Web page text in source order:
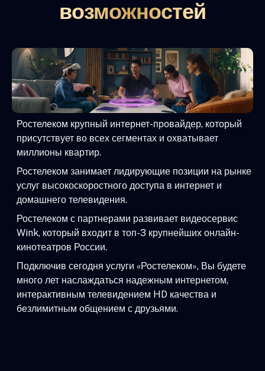
возможностей
Ростелеком крупный интернет-провайдер, который
присутствует во всех сегментах и охватывает
миллионы квартир.
Ростелеком занимает лидирующие позиции на рынке
услуг высокоскоростного доступа в интернет и
домашнего телевидения.
Ростелеком с партнерами развивает видеосервис
Wink, который входит в топ-3 крупнейших онлайн-
кинотеатров России.
Подключив сегодня услуги «Ростелеком», Вы будете
много лет наслаждаться надежным интернетом,
интерактивным телевидением HD качества и
безлимитным общением с друзьями.